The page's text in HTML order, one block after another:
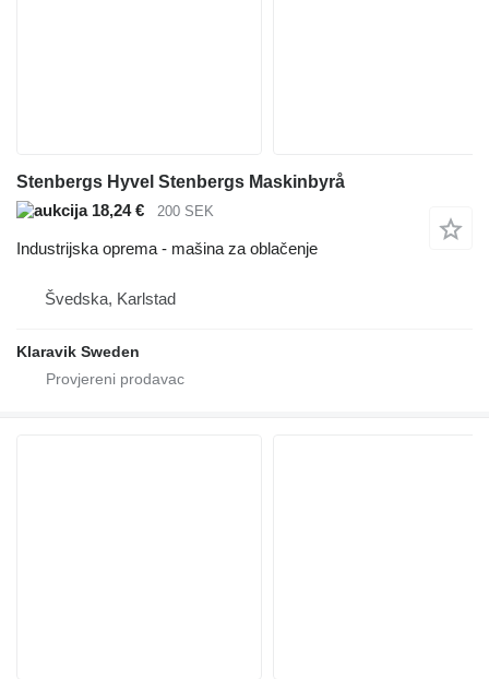
Stenbergs Hyvel Stenbergs Maskinbyrå
18,24 €
200 SEK
Industrijska oprema - mašina za oblačenje
Švedska, Karlstad
Klaravik Sweden